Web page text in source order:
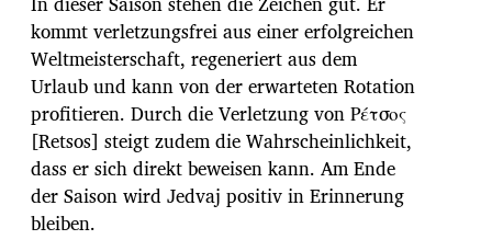
kommt verletzungsfrei aus einer erfolgreichen
Weltmeisterschaft, regeneriert aus dem
Urlaub und kann von der erwarteten Rotation
profitieren. Durch die Verletzung von Ρέτσος
[Retsos] steigt zudem die Wahrscheinlichkeit,
dass er sich direkt beweisen kann. Am Ende
der Saison wird Jedvaj positiv in Erinnerung
bleiben.